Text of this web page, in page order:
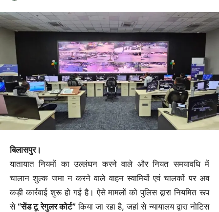
बिलासपुर।
यातायात नियमों का उल्लंघन करने वाले और नियत समयावधि में
चालान शुल्क जमा न करने वाले वाहन स्वामियों एवं चालकों पर अब
कड़ी कार्रवाई शुरू हो गई है। ऐसे मामलों को पुलिस द्वारा नियमित रूप
से “सेंड टू रेगुलर कोर्ट”किया जा रहा है, जहां से न्यायालय द्वारा नोटिस